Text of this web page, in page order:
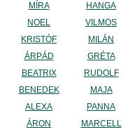
MÍRA
NOEL
KRISTÓF
ÁRPÁD
BEATRIX
BENEDEK
ALEXA
ÁRON
HANGA
VILMOS
MILÁN
GRÉTA
RUDOLF
MAJA
PANNA
MARCELL